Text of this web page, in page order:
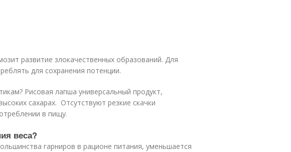
развитие злокачественных образований. Для
для сохранения потенции.
Рисовая лапша универсальный продукт,
сахарах. Отсутствуют резкие скачки
в пищу.
веса?
гарниров в рационе питания, уменьшается